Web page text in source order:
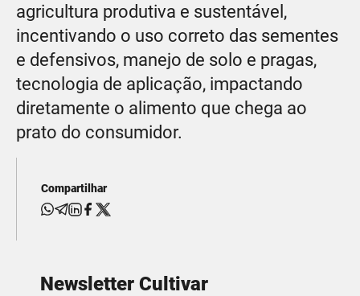
agricultura produtiva e sustentável,
incentivando o uso correto das sementes
e defensivos, manejo de solo e pragas,
tecnologia de aplicação, impactando
diretamente o alimento que chega ao
prato do consumidor.
Compartilhar
Newsletter Cultivar